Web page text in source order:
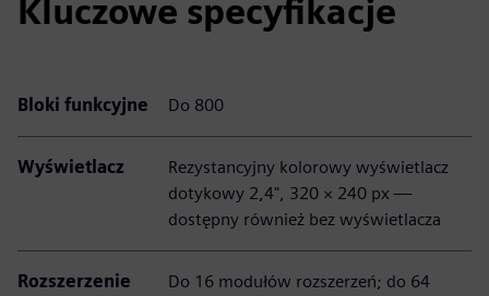
Kluczowe specyfikacje
Bloki funkcyjne Do 800
Wyświetlacz
Rezystancyjny kolorowy wyświetlacz
dotykowy 2,4", 320 × 240 px —
dostępny również bez wyświetlacza
Rozszerzenie
Do 16 modułów rozszerzeń; do 64